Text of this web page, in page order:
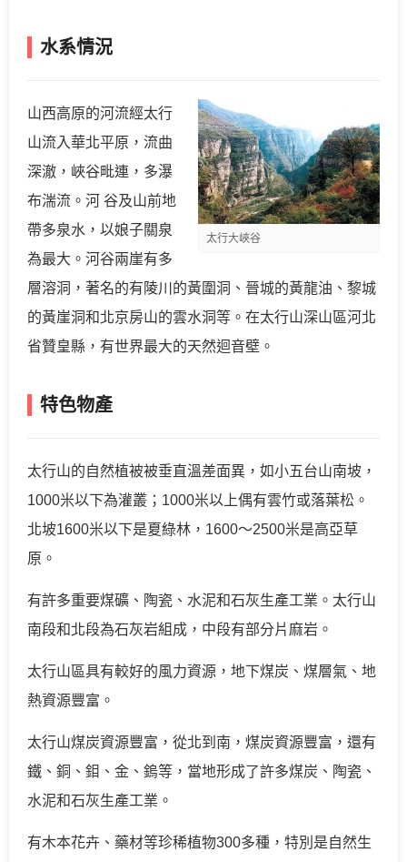
水系情況
太行大峽谷
山西高原的河流經太行
山流入華北平原，流曲
深澈，峽谷毗連，多瀑
布湍流。河 谷及山前地
帶多泉水，以娘子關泉
為最大。河谷兩崖有多
層溶洞，著名的有陵川的黃圍洞、晉城的黃龍油、黎城
的黃崖洞和北京房山的雲水洞等。在太行山深山區河北
省贊皇縣，有世界最大的天然迴音壁。
特色物產
太行山的自然植被被垂直溫差面異，如小五台山南坡，
1000米以下為灌叢；1000米以上偶有雲竹或落葉松。
北坡1600米以下是夏綠林，1600～2500米是高亞草
原。
有許多重要煤礦、陶瓷、水泥和石灰生產工業。太行山
南段和北段為石灰岩組成，中段有部分片麻岩。
太行山區具有較好的風力資源，地下煤炭、煤層氣、地
熱資源豐富。
太行山煤炭資源豐富，從北到南，煤炭資源豐富，還有
鐵、銅、鉬、金、鎢等，當地形成了許多煤炭、陶瓷、
水泥和石灰生產工業。
有木本花卉、藥材等珍稀植物300多種，特別是自然生